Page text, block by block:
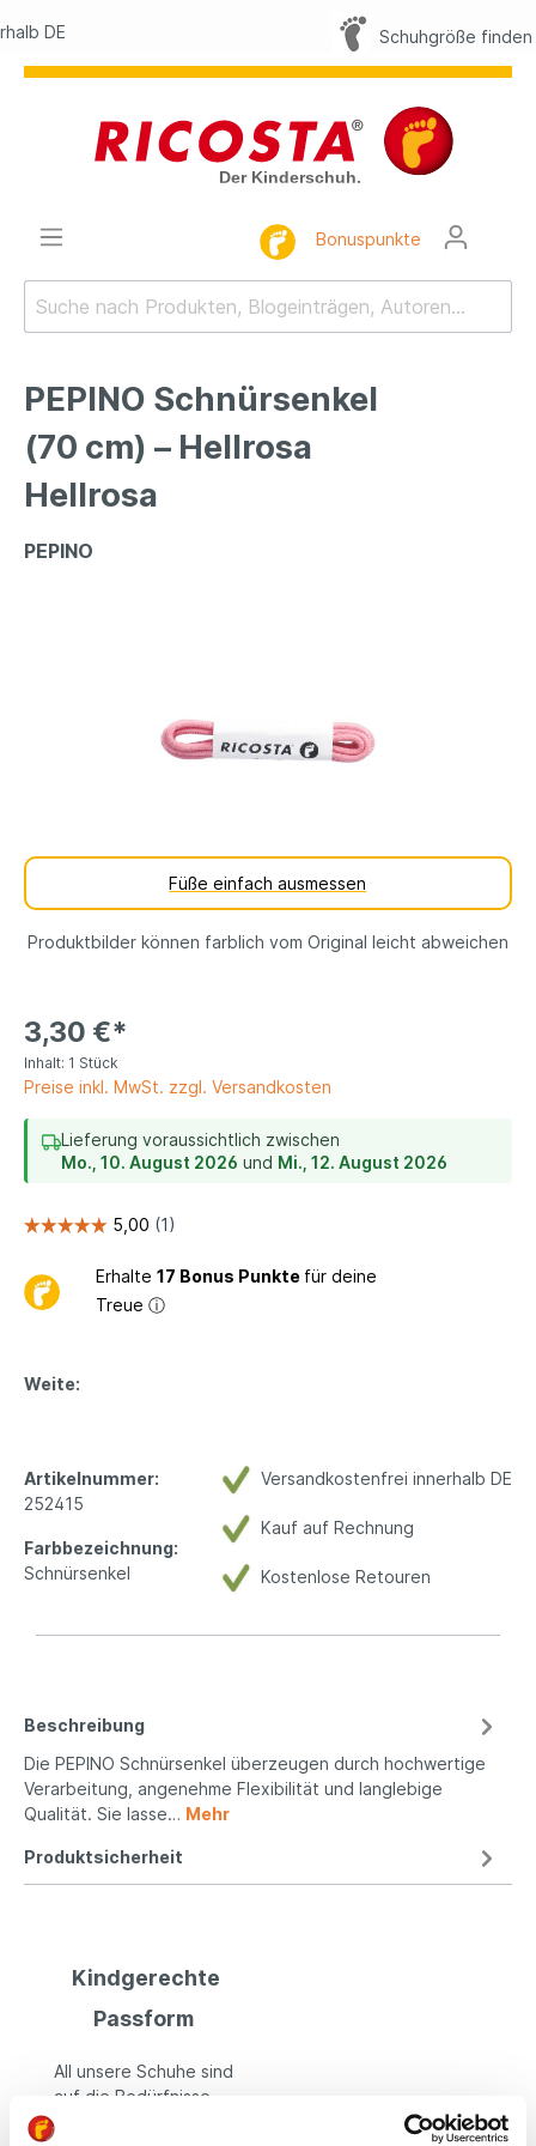
Schuhgröße finden
Bonuspunkte
PEPINO Schnürsenkel
(70 cm) – Hellrosa
Hellrosa
PEPINO
Füße einfach ausmessen
Produktbilder können farblich vom Original leicht abweichen
3,30 €*
Inhalt: 1 Stück
Preise inkl. MwSt. zzgl. Versandkosten
Lieferung voraussichtlich zwischen
Mo., 10. August 2026 und Mi., 12. August 2026
Erhalte 17 Bonus Punkte für deine
Treue ⓘ
Weite:
Versandkostenfrei innerhalb DE
Kauf auf Rechnung
Kostenlose Retouren
Artikelnummer:
252415
Farbbezeichnung:
Schnürsenkel
Beschreibung
Die PEPINO Schnürsenkel überzeugen durch hochwertige
Verarbeitung, angenehme Flexibilität und langlebige
Qualität. Sie lasse… Mehr
Produktsicherheit
Kindgerechte
Passform
All unsere Schuhe sind
auf die Bedürfnisse
von Kindern